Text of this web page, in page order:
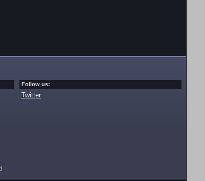
Follow us:
Twitter